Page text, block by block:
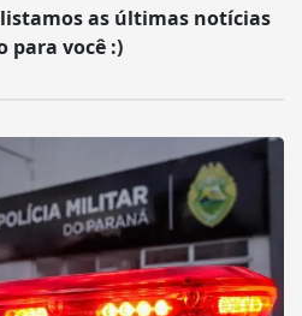
as últimas notícias
para você :)